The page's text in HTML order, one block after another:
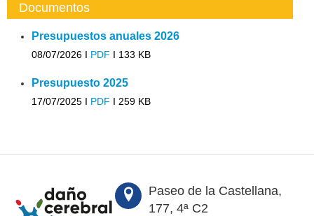
Documentos
Presupuestos anuales 2026
08/07/2026 I PDF I 133 KB
Presupuesto 2025
17/07/2025 I PDF I 259 KB
Paseo de la Castellana,
177, 4ª C2